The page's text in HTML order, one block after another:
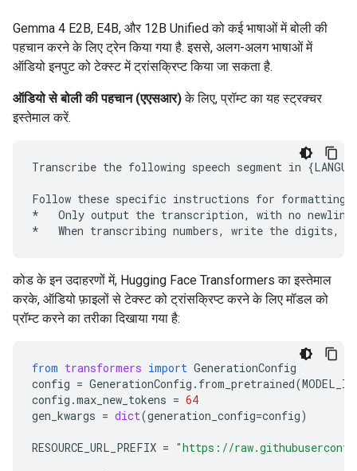
Gemma 4 E2B, E4B, और 12B Unified को कई भाषाओं में बोली की
पहचान करने के लिए ट्रेन किया गया है. इससे, अलग-अलग भाषाओं में
ऑडियो इनपुट को टेक्स्ट में ट्रांसक्रिप्ट किया जा सकता है.
ऑडियो से बोली की पहचान (एएसआर)के लिए, प्रॉम्ट का यह स्ट्रक्चर
इस्तेमाल करें.
Transcribe the following speech segment in
Follow these specific instructions for formatting
*   Only output the transcription, with no
कोड के इन उदाहरणों में, Hugging Face Transformers का इस्तेमाल
करके, ऑडियो फ़ाइलों से टेक्स्ट को ट्रांसक्रिप्ट करने के लिए मॉडल को
प्रॉम्ट करने का तरीका दिखाया गया है:
from transformers import GenerationConfig
config = GenerationConfig . from_pretrained(MODEL_ID
config .max_new_tokens = 64
gen_kwargs = dict(generation_config=config)
RESOURCE_URL_PREFIX = "https://